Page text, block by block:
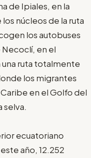
de Ipiales, en la
núcleos de la ruta
los autobuses
en el
ruta totalmente
los migrantes
en el Golfo del
selva.
ecuatoriano
año, 12.252